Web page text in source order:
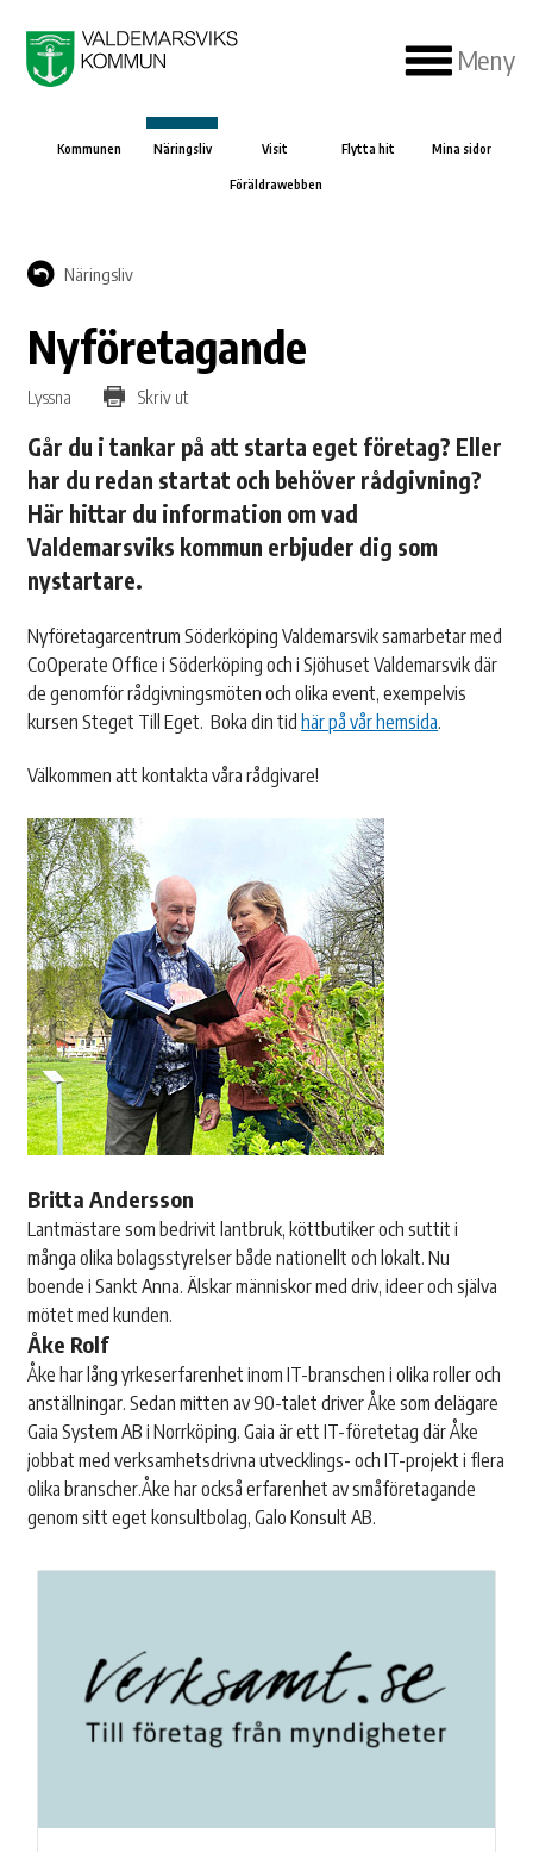
Meny
Kommunen Näringsliv Visit Flytta hit Mina sidor
Föräldrawebben
Näringsliv
Nyföretagande
Lyssna Skriv ut
Går du i tankar på att starta eget företag? Eller
har du redan startat och behöver rådgivning?
Här hittar du information om vad
Valdemarsviks kommun erbjuder dig som
nystartare.
Nyföretagarcentrum Söderköping Valdemarsvik samarbetar med
CoOperate Office i Söderköping och i Sjöhuset Valdemarsvik där
de genomför rådgivningsmöten och olika event, exempelvis
kursen Steget Till Eget. Boka din tidhär på vår hemsida.
Välkommen att kontakta våra rådgivare!
Britta Andersson
Lantmästare som bedrivit lantbruk, köttbutiker och suttit i
många olika bolagsstyrelser både nationellt och lokalt. Nu
boende i Sankt Anna. Älskar människor med driv, ideer och själva
mötet med kunden.
Åke Rolf
Åke har lång yrkeserfarenhet inom IT-branschen i olika roller och
anställningar. Sedan mitten av 90-talet driver Åke som delägare
Gaia System AB i Norrköping. Gaia är ett IT-företetag där Åke
jobbat med verksamhetsdrivna utvecklings- och IT-projekt i flera
olika branscher.Åke har också erfarenhet av småföretagande
genom sitt eget konsultbolag, Galo Konsult AB.